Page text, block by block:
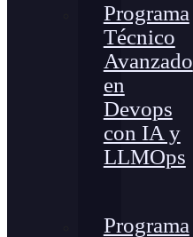
Programa
Técnico
Avanzado
en
Devops
con IA y
LLMOps
Programa